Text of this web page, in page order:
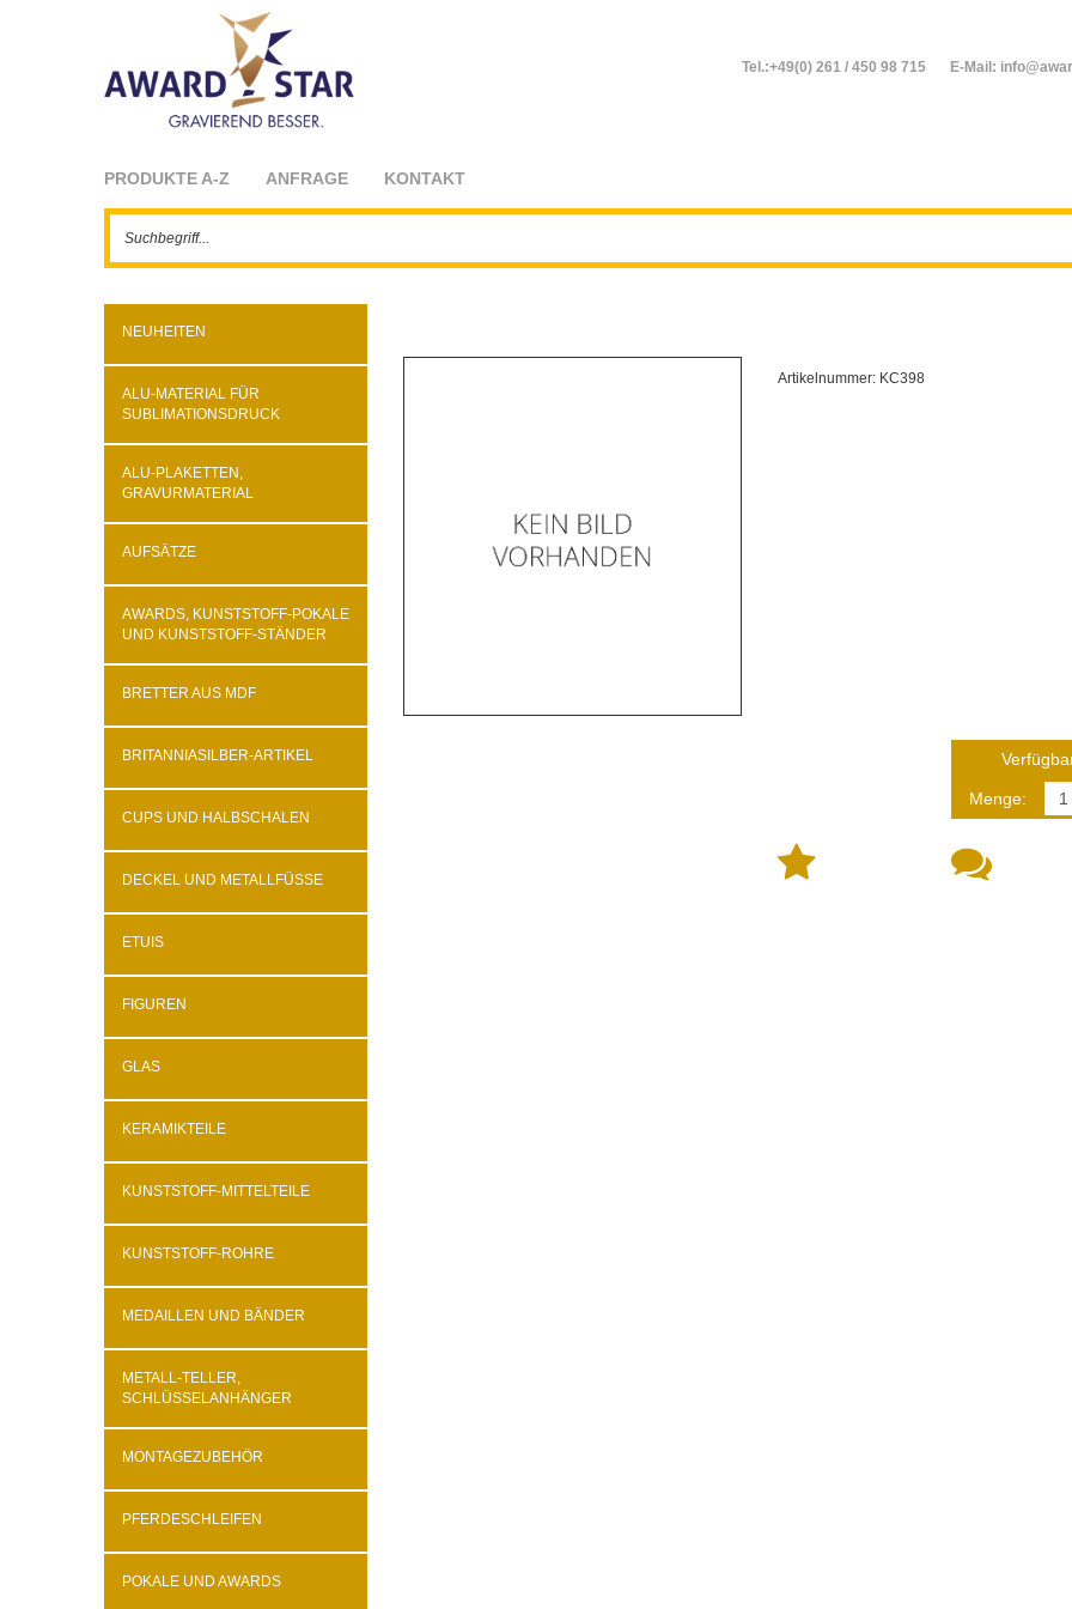
Tel.:+49(0) 261 / 450 98 715 E-Mail:
PRODUKTE A-Z ANFRAGE KONTAKT
NEUHEITEN
ALU-MATERIAL FÜR
SUBLIMATIONSDRUCK
ALU-PLAKETTEN,
GRAVURMATERIAL
AUFSÄTZE
AWARDS, KUNSTSTOFF-POKALE
UND KUNSTSTOFF-STÄNDER
BRETTER AUS MDF
BRITANNIASILBER-ARTIKEL
CUPS UND HALBSCHALEN
DECKEL UND METALLFÜSSE
ETUIS
FIGUREN
GLAS
KERAMIKTEILE
KUNSTSTOFF-MITTELTEILE
KUNSTSTOFF-ROHRE
MEDAILLEN UND BÄNDER
METALL-TELLER,
SCHLÜSSELANHÄNGER
MONTAGEZUBEHÖR
PFERDESCHLEIFEN
POKALE UND AWARDS
Artikelnummer: KC398
Menge: